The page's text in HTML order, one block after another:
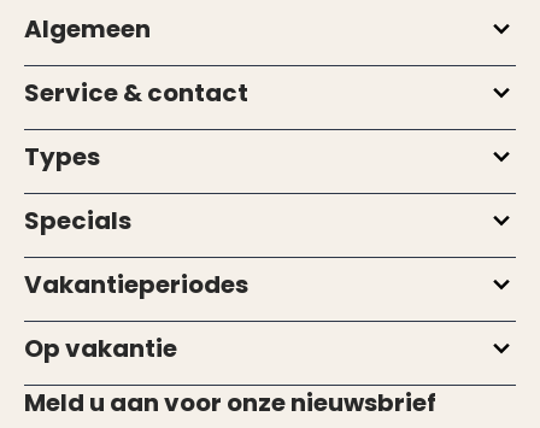
Algemeen
Service & contact
Types
Specials
Vakantieperiodes
Op vakantie
Meld u aan voor onze nieuwsbrief